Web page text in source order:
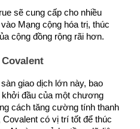
nắm giữ BTR
sẽ cung cấp cho nhiều
Mạng cộng hóa trị, thúc
cộng đồng rộng rãi hơn.
giao dịch lớn này, bao
đầu của một chương
cách tăng cường tính thanh
có vị trí tốt để thúc